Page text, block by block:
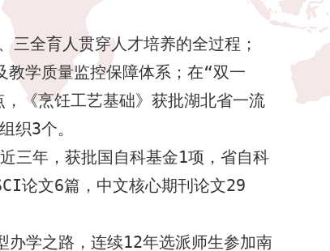
三全育人贯穿人才培养的全过程；
学质量监控保障体系；在“双一
《烹饪工艺基础》获批湖北省一流
织3个。
三年，获批国自科基金1项，省自科
论文6篇，中文核心期刊论文29
办学之路，连续12年选派师生参加南